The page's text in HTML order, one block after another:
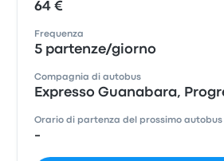
64 €
Frequenza
5 partenze/giorno
Compagnia di autobus
Expresso Guanabara,
Orario di partenza del prossimo autobus
-